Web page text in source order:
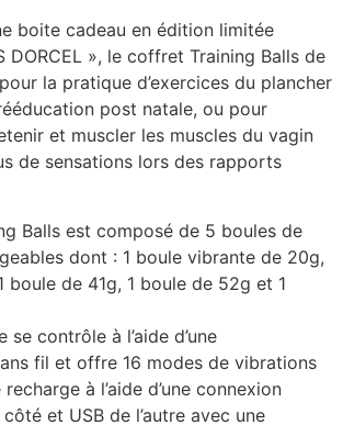
boite cadeau en édition limitée
DORCEL », le coffret Training Balls de
la pratique d’exercices du plancher
post natale, ou pour
et muscler les muscles du vagin
de sensations lors des rapports
Balls est composé de 5 boules de
dont : 1 boule vibrante de 20g,
boule de 41g, 1 boule de 52g et 1
contrôle à l’aide d’une
fil et offre 16 modes de vibrations
à l’aide d’une connexion
côté et USB de l’autre avec une